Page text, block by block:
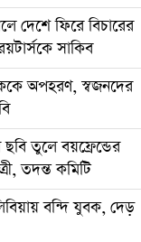
দেশে ফিরে বিচারের
সাকিব
অপহরণ, স্বজনদের
তুলে বয়ফ্রেন্ডের
তদন্ত কমিটি
বন্দি যুবক, দেড়